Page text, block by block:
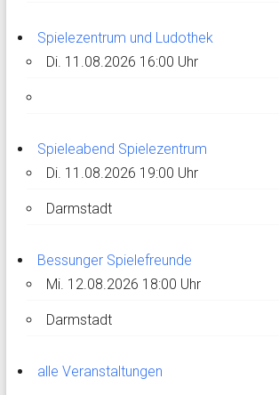
Spielezentrum und Ludothek
Di. 11.08.2026 16:00 Uhr
Spieleabend Spielezentrum
Di. 11.08.2026 19:00 Uhr
Darmstadt
Bessunger Spielefreunde
Mi. 12.08.2026 18:00 Uhr
Darmstadt
alle Veranstaltungen